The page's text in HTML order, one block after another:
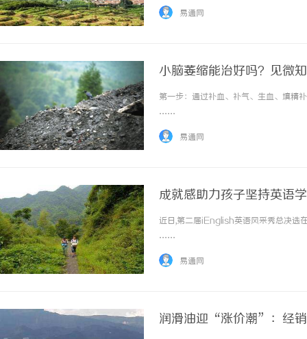
易通网
小脑萎缩能治好吗？见微
第一步：通过补血、补气、生血、填
……
易通网
成就感助力孩子坚持英语
近日,第二届iEnglish英语风采秀总决选
……
易通网
润滑油迎“涨价潮”：经